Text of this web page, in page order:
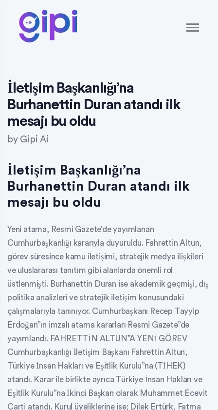
İletişim Başkanlığı’na
Burhanettin Duran atandı ilk
mesajı bu oldu
by Gipi Ai
İletişim Başkanlığı’na
Burhanettin Duran atandı ilk
mesajı bu oldu
Yeni atama, Resmi Gazete’de yayımlanan
Cumhurbaşkanlığı kararıyla duyuruldu. Fahrettin Altun,
görev süresince kamu iletişimi, stratejik medya ilişkileri
ve uluslararası tanıtım gibi alanlarda önemli rol
üstlenmişti. Burhanettin Duran ise akademik geçmişi, dış
politika analizleri ve stratejik iletişim konusundaki
çalışmalarıyla tanınıyor. Cumhurbaşkanı Recep Tayyip
Erdoğan”ın imzalı atama kararları Resmi Gazete”de
yayımlandı. FAHRETTİN ALTUN”A YENİ GÖREV
Cumhurbaşkanlığı İletişim Başkanı Fahrettin Altun,
Türkiye İnsan Hakları ve Eşitlik Kurulu”na (TİHEK)
atandı. Karar ile birlikte ayrıca Türkiye İnsan Hakları ve
Eşitlik Kurulu”na İkinci Başkan olarak Muhammet Ecevit
Carti atandı. Kurul üyeliklerine ise; Dilek Ertürk, Fatma